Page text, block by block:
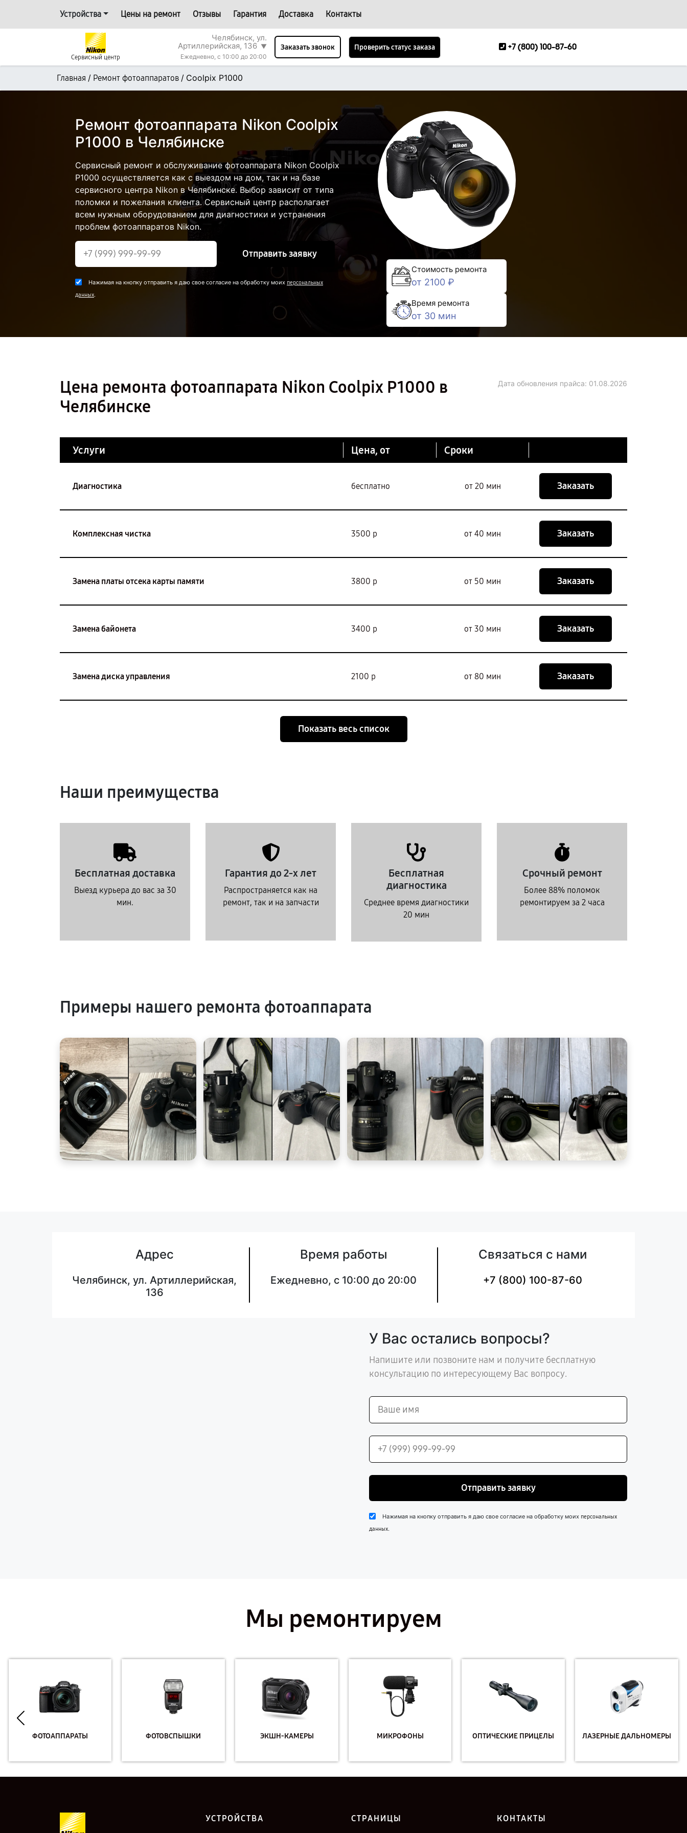
Устройства Цены на ремонт Отзывы Гарантия Доставка Контакты
Сервисный центр
Челябинск, ул.
Артиллерийская, 136 ▼
Ежедневно, с 10:00 до 20:00
Заказать звонок Проверить статус заказа +7 (800) 100-87-60
Главная / Ремонт фотоаппаратов / Coolpix P1000
Ремонт фотоаппарата Nikon Coolpix
P1000 в Челябинске
Сервисный ремонт и обслуживание фотоаппарата Nikon Coolpix
P1000 осуществляется как с выездом на дом, так и на базе
сервисного центра Nikon в Челябинске. Выбор зависит от типа
поломки и пожелания клиента. Сервисный центр располагает
всем нужным оборудованием для диагностики и устранения
проблем фотоаппаратов Nikon.
Отправить заявку
Нажимая на кнопку отправить я даю свое согласие на обработку моих персональных
данных.
Стоимость ремонта
от 2100 ₽
Время ремонта
от 30 мин
Цена ремонта фотоаппарата Nikon Coolpix P1000 в
Челябинске
Дата обновления прайса: 01.08.2026
Услуги Цена, от Сроки
Диагностика бесплатно от 20 мин Заказать
Комплексная чистка 3500 р от 40 мин Заказать
Замена платы отсека карты памяти 3800 р от 50 мин Заказать
Замена байонета 3400 р от 30 мин Заказать
Замена диска управления 2100 р от 80 мин Заказать
Показать весь список
Наши преимущества
Бесплатная доставка
Выезд курьера до вас за 30
мин.
Гарантия до 2-х лет
Распространяется как на
ремонт, так и на запчасти
Бесплатная
диагностика
Среднее время диагностики
20 мин
Срочный ремонт
Более 88% поломок
ремонтируем за 2 часа
Примеры нашего ремонта фотоаппарата
Адрес
Челябинск, ул. Артиллерийская,
136
Время работы
Ежедневно, с 10:00 до 20:00
Связаться с нами
+7 (800) 100-87-60
У Вас остались вопросы?
Напишите или позвоните нам и получите бесплатную
консультацию по интересующему Вас вопросу.
Отправить заявку
Нажимая на кнопку отправить я даю свое согласие на обработку моих персональных
данных.
Мы ремонтируем
ФОТОАППАРАТЫ ФОТОВСПЫШКИ ЭКШН-КАМЕРЫ МИКРОФОНЫ ОПТИЧЕСКИЕ ПРИЦЕЛЫ ЛАЗЕРНЫЕ ДАЛЬНОМЕРЫ
УСТРОЙСТВА СТРАНИЦЫ КОНТАКТЫ